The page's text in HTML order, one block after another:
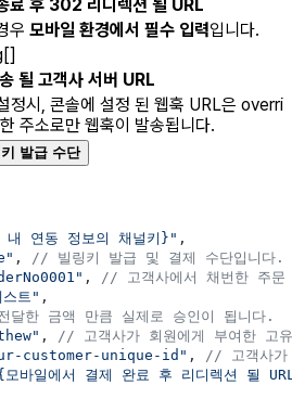
료 후 302 리디렉션 될 URL
우 모바일 환경에서 필수 입력입니다.
될 고객사 서버 URL
정시, 콘솔에 설정 된 웹훅 URL은 overri
주소로만 웹훅이 발송됩니다.
발급 수단
내 연동 정보의 채널키}" ,
,
// 빌링키 발급 및 결제 수단입니다.
,
// 고객사에서 채번한 주문
트" ,
한 금액 만큼 실제로 승인이 됩니다.
,
// 고객사가 회원에게 부여한 고
customer-unique-id" ,
// 고객사가
바일에서 결제 완료 후 리디렉션 될